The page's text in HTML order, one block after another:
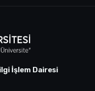
İşlem Dairesi